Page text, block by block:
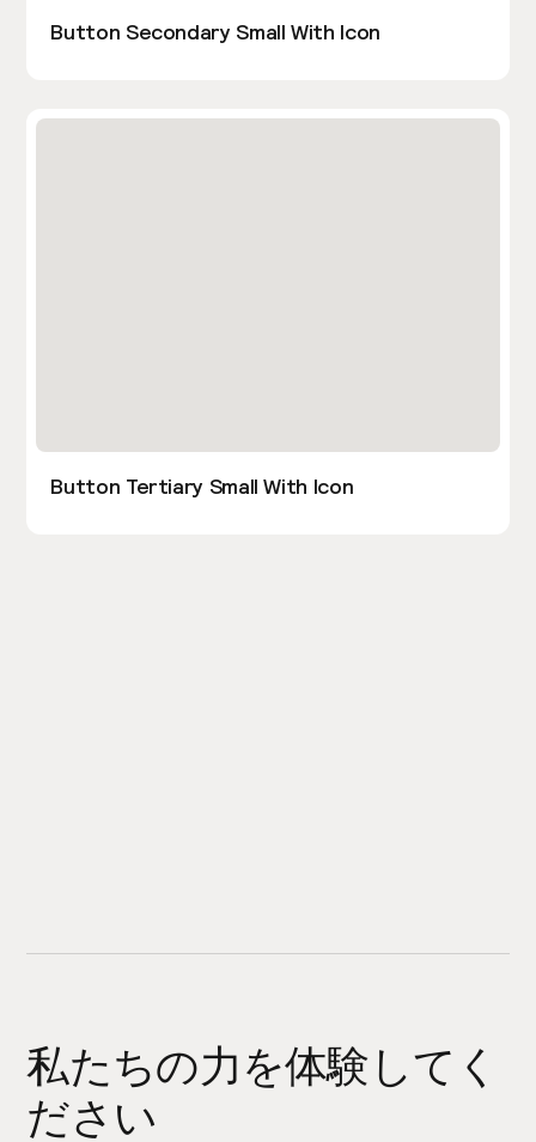
Button Secondary Small With Icon
Button Tertiary Small With Icon
私たちの力を体験してく
ださい